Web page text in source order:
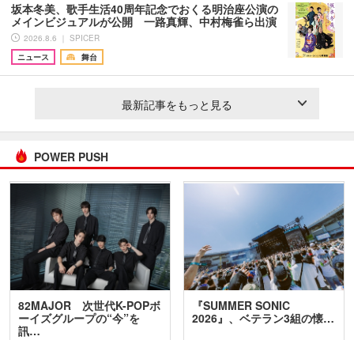
坂本冬美、歌手生活40周年記念でおくる明治座公演の
メインビジュアルが公開 一路真輝、中村梅雀ら出演
2026.8.6 ｜ SPICER
ニュース
舞台
最新記事をもっと見る
POWER PUSH
82MAJOR 次世代K-POPボ
ーイズグループの“今”を
訊…
『SUMMER SONIC
2026』、ベテラン3組の懐…